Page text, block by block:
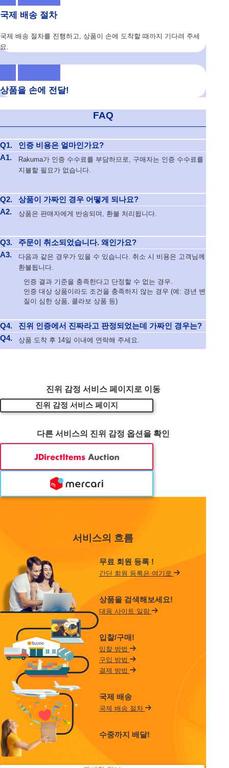
국제 배송 절차
국제 배송 절차를 진행하고, 상품이 손에 도착할 때까지 기다려 주세
요.
상품을 손에 전달!
FAQ
Q1.
인증 비용은 얼마인가요?
A1.
Rakuma가 인증 수수료를 부담하므로, 구매자는 인증 수수료를
지불할 필요가 없습니다.
Q2.
상품이 가짜인 경우 어떻게 되나요?
A2.
상품은 판매자에게 반송되며, 환불 처리됩니다.
Q3.
주문이 취소되었습니다. 왜인가요?
A3.
다음과 같은 경우가 있을 수 있습니다. 취소 시 비용은 고객님께
환불됩니다.
인증 결과 기준을 충족한다고 단정할 수 없는 경우.
인증 대상 상품이라도 조건을 충족하지 않는 경우 (예: 경년 변
질이 심한 상품, 콜라보 상품 등)
Q4.
진위 인증에서 진짜라고 판정되었는데 가짜인 경우는?
Q4.
상품 도착 후 14일 이내에 연락해 주세요.
진위 감정 서비스 페이지로 이동
진위 감정 서비스 페이지
다른 서비스의 진위 감정 옵션을 확인
서비스의 흐름
무료 회원 등록 !
간단 회원 등록은 여기로
상품을 검색해보세요!
대응 사이트 일람
입찰/구매!
입찰 방법
구입 방법
결제 방법
국제 배송
국제 배송 절차
수중까지 배달!